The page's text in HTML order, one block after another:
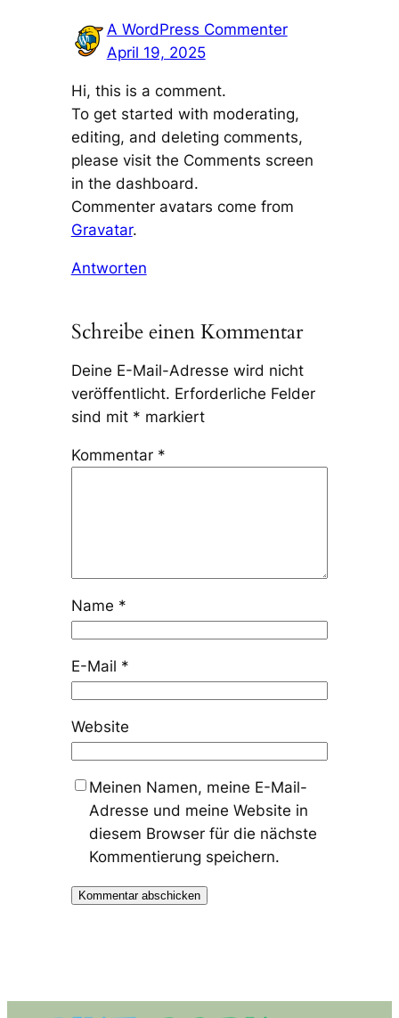
A WordPress Commenter
April 19, 2025
Hi, this is a comment.
To get started with moderating,
editing, and deleting comments,
please visit the Comments screen
in the dashboard.
Commenter avatars come from
Gravatar.
Antworten
Schreibe einen Kommentar
Deine E-Mail-Adresse wird nicht
veröffentlicht. Erforderliche Felder
sind mit * markiert
Kommentar *
Name *
E-Mail *
Website
Meinen Namen, meine E-Mail-
Adresse und meine Website in
diesem Browser für die nächste
Kommentierung speichern.